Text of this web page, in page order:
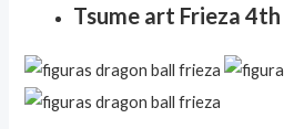
Tsume art Frieza